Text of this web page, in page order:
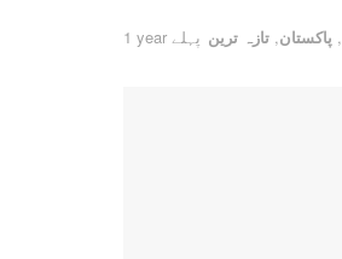
1 year پہلے , پاکستان, تازہ ترین